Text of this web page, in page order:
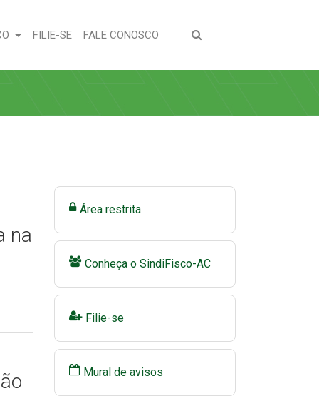
FILIE-SE(CURRENT)
FALE CONOSCO (CURRENT)
na
Área restrita
Conheça o SindiFisco-AC
Filie-se
Mural de avisos